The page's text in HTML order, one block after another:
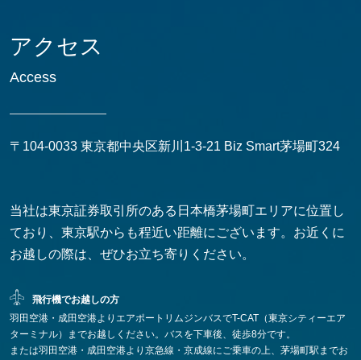
アクセス
Access
〒104-0033 東京都中央区新川1-3-21 Biz Smart茅場町324
当社は東京証券取引所のある日本橋茅場町エリアに位置し
ており、東京駅からも程近い距離にございます。お近くに
お越しの際は、ぜひお立ち寄りください。
飛行機でお越しの方
羽田空港・成田空港よりエアポートリムジンバスでT-CAT（東京シティーエア
ターミナル）までお越しください。バスを下車後、徒歩8分です。
または羽田空港・成田空港より京急線・京成線にご乗車の上、茅場町駅までお